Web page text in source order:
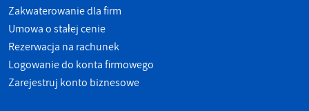
Zakwaterowanie dla firm
Umowa o stałej cenie
Rezerwacja na rachunek
Logowanie do konta firmowego
Zarejestruj konto biznesowe